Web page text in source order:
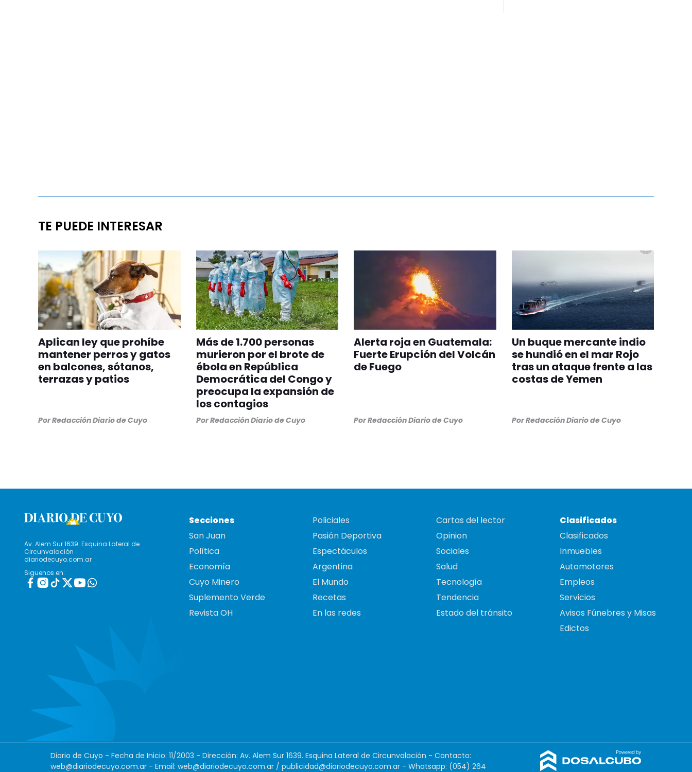
TE PUEDE INTERESAR
Aplican ley que prohíbe
mantener perros y gatos
en balcones, sótanos,
terrazas y patios
PorRedacción Diario de Cuyo
Más de 1.700 personas
murieron por el brote de
ébola en República
Democrática del Congo y
preocupa la expansión de
los contagios
PorRedacción Diario de Cuyo
Alerta roja en Guatemala:
Fuerte Erupción del Volcán
de Fuego
PorRedacción Diario de Cuyo
Un buque mercante indio
se hundió en el mar Rojo
tras un ataque frente a las
costas de Yemen
PorRedacción Diario de Cuyo
Av. Alem Sur 1639. Esquina Lateral de
Circunvalación
diariodecuyo.com.ar
Siguenos en:
Secciones
San Juan
Política
Economía
Cuyo Minero
Suplemento Verde
Revista OH
Policiales
Pasión Deportiva
Espectáculos
Argentina
El Mundo
Recetas
En las redes
Cartas del lector
Opinion
Sociales
Salud
Tecnología
Tendencia
Estado del tránsito
Clasificados
Clasificados
Inmuebles
Automotores
Empleos
Servicios
Avisos Fúnebres y Misas
Edictos
Diario de Cuyo - Fecha de Inicio: 11/2003 - Dirección: Av. Alem Sur 1639. Esquina Lateral de Circunvalación - Contacto:
web@diariodecuyo.com.ar - Email: web@diariodecuyo.com.ar / publicidad@diariodecuyo.com.ar - Whatsapp: (054) 264